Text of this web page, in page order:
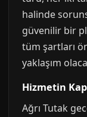
halinde
güvenilir bir
tüm şartları
yaklaşım
Hizmetin
Ağrı Tutak